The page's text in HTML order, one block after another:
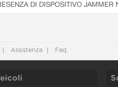
DI DISPOSITIVO JAMMER
Assistenza Faq